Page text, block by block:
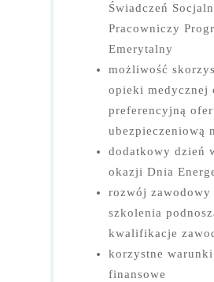
Świadczeń
Pracowniczy
Emerytalny
możliwość
opieki medycznej
preferencyjną
ubezpieczeniową
dodatkowy dzień
okazji Dnia
rozwój zawodowy
szkolenia
kwalifikacje
korzystne warunki
finansowe